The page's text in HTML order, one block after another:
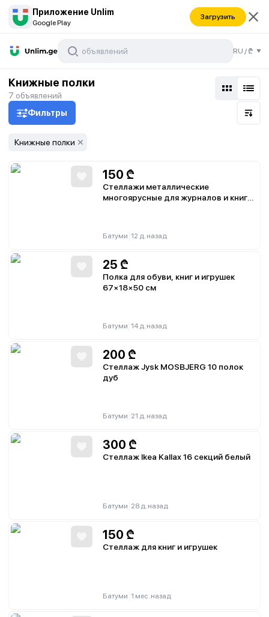
Приложение Unlim
Google Play
Загрузить
RU /₾
Книжные полки
7 объявлений
Фильтры
Книжные полки
150 ₾
Стеллажи металлические
многоярусные для журналов и книг
Батуми 12 д. назад
25 ₾
Полка для обуви, книг и игрушек
67×18×50 см
Батуми 14 д. назад
200 ₾
Стеллаж Jysk MOSBJERG 10 полок
дуб
Батуми 21 д. назад
300 ₾
Стеллаж Ikea Kallax 16 секций белый
Батуми 28 д. назад
150 ₾
Стеллаж для книг и игрушек
Батуми 1 мес. назад